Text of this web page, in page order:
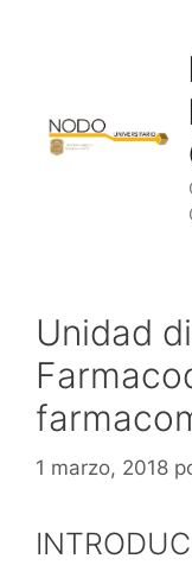
Unidad
1 marzo, 2018